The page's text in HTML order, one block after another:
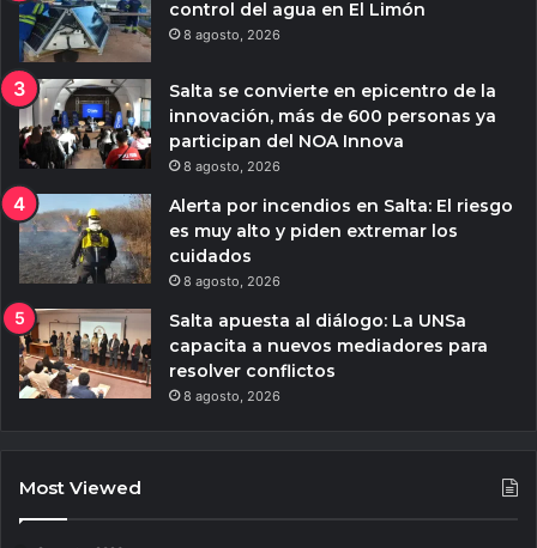
control del agua en El Limón
8 agosto, 2026
Salta se convierte en epicentro de la
innovación, más de 600 personas ya
participan del NOA Innova
8 agosto, 2026
Alerta por incendios en Salta: El riesgo
es muy alto y piden extremar los
cuidados
8 agosto, 2026
Salta apuesta al diálogo: La UNSa
capacita a nuevos mediadores para
resolver conflictos
8 agosto, 2026
Most Viewed